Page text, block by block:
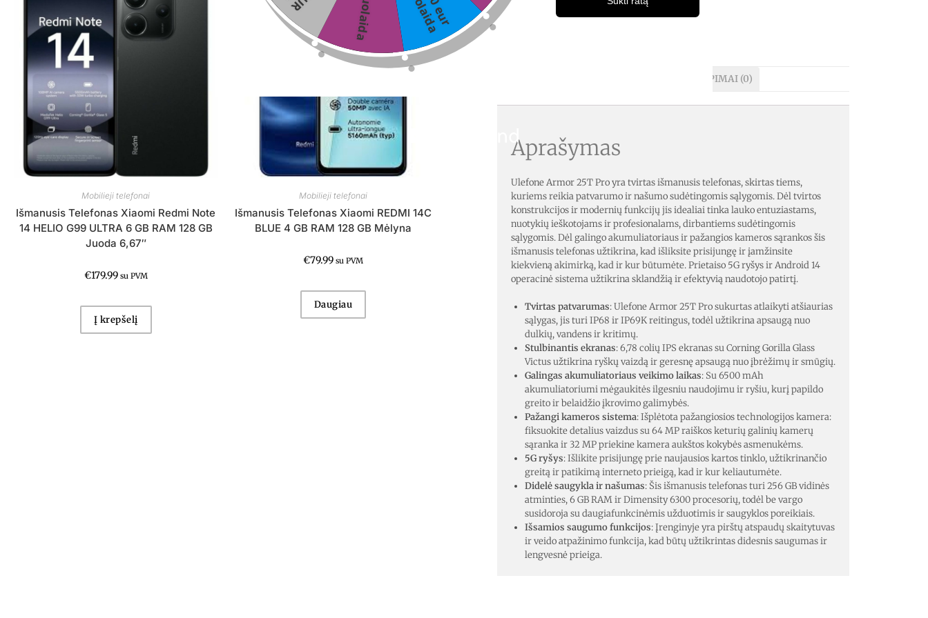
Mobilieji telefonai
Išmanusis Telefonas Xiaomi Redmi Note
14 HELIO G99 ULTRA 6 GB RAM 128 GB
Juoda 6,67″
€179.99 su PVM
Į krepšelį
Mobilieji telefonai
Išmanusis Telefonas Xiaomi REDMI 14C
BLUE 4 GB RAM 128 GB Mėlyna
€79.99 su PVM
Daugiau
ATSILIEPIMAI (0)
Aprašymas
Ulefone Armor 25T Pro yra tvirtas išmanusis telefonas, skirtas tiems,
kuriems reikia patvarumo ir našumo sudėtingomis sąlygomis. Dėl tvirtos
konstrukcijos ir modernių funkcijų jis idealiai tinka lauko entuziastams,
nuotykių ieškotojams ir profesionalams, dirbantiems sudėtingomis
sąlygomis. Dėl galingo akumuliatoriaus ir pažangios kameros sąrankos šis
išmanusis telefonas užtikrina, kad išliksite prisijungę ir įamžinsite
kiekvieną akimirką, kad ir kur būtumėte. Prietaiso 5G ryšys ir Android 14
operacinė sistema užtikrina sklandžią ir efektyvią naudotojo patirtį.
Tvirtas patvarumas: Ulefone Armor 25T Pro sukurtas atlaikyti atšiaurias
sąlygas, jis turi IP68 ir IP69K reitingus, todėl užtikrina apsaugą nuo
dulkių, vandens ir kritimų.
Stulbinantis ekranas: 6,78 colių IPS ekranas su Corning Gorilla Glass
Victus užtikrina ryškų vaizdą ir geresnę apsaugą nuo įbrėžimų ir smūgių.
Galingas akumuliatoriaus veikimo laikas: Su 6500 mAh
akumuliatoriumi mėgaukitės ilgesniu naudojimu ir ryšiu, kurį papildo
greito ir belaidžio įkrovimo galimybės.
Pažangi kameros sistema: Išplėtota pažangiosios technologijos kamera:
fiksuokite detalius vaizdus su 64 MP raiškos keturių galinių kamerų
sąranka ir 32 MP priekine kamera aukštos kokybės asmenukėms.
5G ryšys: Išlikite prisijungę prie naujausios kartos tinklo, užtikrinančio
greitą ir patikimą interneto prieigą, kad ir kur keliautumėte.
Didelė saugykla ir našumas: Šis išmanusis telefonas turi 256 GB vidinės
atminties, 6 GB RAM ir Dimensity 6300 procesorių, todėl be vargo
susidoroja su daugiafunkcinėmis užduotimis ir saugyklos poreikiais.
Išsamios saugumo funkcijos: Įrenginyje yra pirštų atspaudų skaitytuvas
ir veido atpažinimo funkcija, kad būtų užtikrintas didesnis saugumas ir
lengvesnė prieiga.